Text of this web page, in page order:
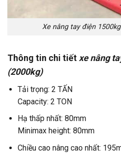
Xe nâng tay điện
Thông tin chi tiết xe nâng
(2000kg)
Tải trọng: 2 TẤN
Capacity: 2 TON
Hạ thấp nhất: 80mm
Minimax height: 80mm
Chiều cao nâng cao nhất: